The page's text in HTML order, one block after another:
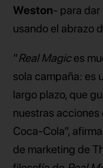
Weston- para
usando el abrazo
“Real Magices
sola campaña: es
largo plazo, que
nuestras
Coca-Cola”, afirma
de marketing de